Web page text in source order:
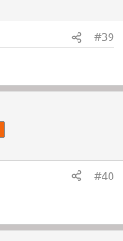
#39
#40